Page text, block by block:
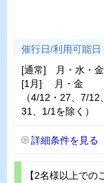
催行日/利用可能日
[通常] 月・水・金
[1月] 月・金
（4/12・27、7/
31、1/1を除く）
詳細条件を見る
【2名様以上で